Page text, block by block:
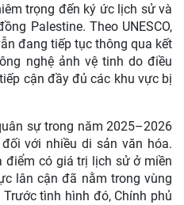
trọng đến ký ức lịch sử và
Palestine. Theo UNESCO,
đang tiếp tục thông qua kết
nghệ ảnh vệ tinh do điều
cận đầy đủ các khu vực bị
sự trong năm 2025–2026
với nhiều di sản văn hóa.
điểm có giá trị lịch sử ở miền
lân cận đã nằm trong vùng
tình hình đó, Chính phủ